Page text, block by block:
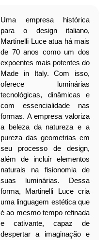
Uma empresa histórica
para o design italiano,
Martinelli Luce atua há mais
de 70 anos como um dos
expoentes mais potentes do
Made in Italy. Com isso,
oferece luminárias
tecnológicas, dinâmicas e
com essencialidade nas
formas. A empresa valoriza
a beleza da natureza e a
pureza das geometrias em
seu processo de design,
além de incluir elementos
naturais na fisionomia de
suas luminárias. Dessa
forma, Martinelli Luce cria
uma linguagem estética que
é ao mesmo tempo refinada
e cativante, capaz de
despertar a imaginação e